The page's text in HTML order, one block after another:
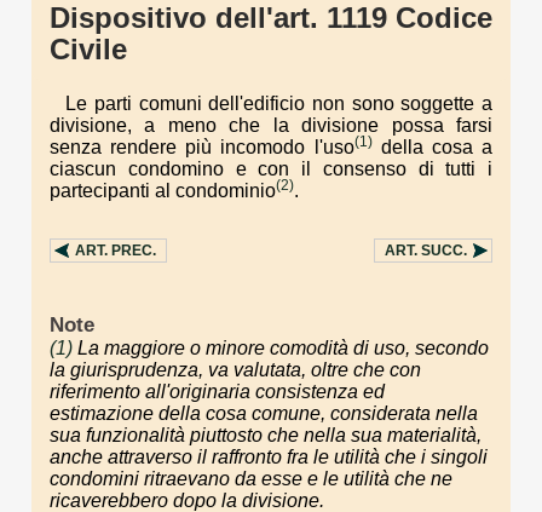
Dispositivo dell'art. 1119 Codice
Civile
Le parti comuni dell'edificio non sono soggette a
divisione, a meno che la divisione possa farsi
senza rendere più incomodo l'uso(1)della cosa a
ciascun condomino e con il consenso di tutti i
partecipanti al condominio(2).
ART. PREC. ART. SUCC.
Note
(1) La maggiore o minore comodità di uso, secondo
la giurisprudenza, va valutata, oltre che con
riferimento all'originaria consistenza ed
estimazione della cosa comune, considerata nella
sua funzionalità piuttosto che nella sua materialità,
anche attraverso il raffronto fra le utilità che i singoli
condomini ritraevano da esse e le utilità che ne
ricaverebbero dopo la divisione.